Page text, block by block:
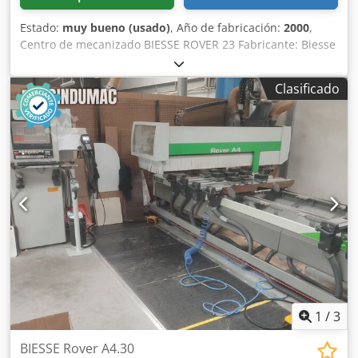
Nederland
Estado: muy bueno (usado), Año de fabricación: 2000,
Centro de mecanizado BIESSE ROVER 23 Fabricante: Biesse
Modelo: Rover 23 Descripción: Controlador CNI XNC
Crodszrg Uiopfx Adpjf Área de trabajo, eje X: 2900 mm
Área de trabajo, eje Y: 1300 mm Recorrido del eje Z: 140
mm Eje 4: Eje C Mesa con 6 soportes deslizantes y
sistemas de sujeción por vacío 1 husillo electrovertical (7,8
kW, 24.000 RPM) con cambiador automático de
herramientas, cono de herramienta ISO 30 Sistema
automático de cambio de herramientas con 8 posiciones,
montado en el cabezal de mecanizado Cabezal de
taladrado equipado con: - 10 husillos verticales (eje Z) - 4
husillos horizontales (eje X) - 2 husillos horizontales (eje Y)
Sistema de seguridad con alfombra de seguridad en la
parte frontal Bomba de vacío de 250 m³/h EN EXCELENTE
ESTADO – AÚN SE ENCUENTRA EN EL TALLER DEL
PROPIETARIO Año de fabricación: 2000 (con certificación
Clasificado
1 /3
BIESSE Rover A4.30